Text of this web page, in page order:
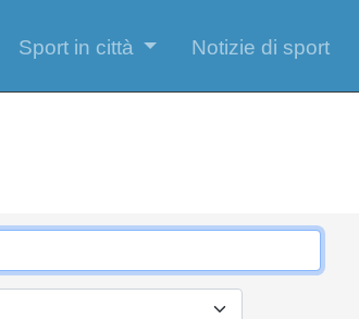
Sport in città Notizie di sport